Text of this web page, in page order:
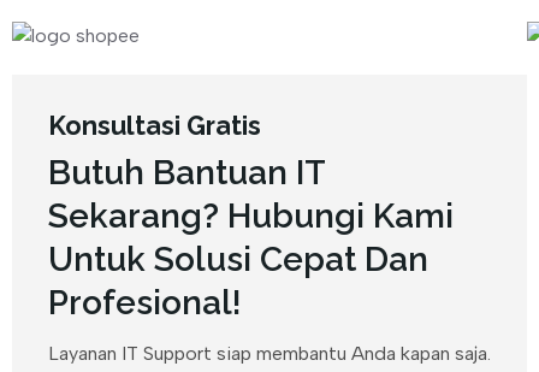
Konsultasi Gratis
Butuh Bantuan IT
Sekarang? Hubungi Kami
Untuk Solusi Cepat Dan
Profesional!
Layanan IT Support siap membantu Anda kapan saja.